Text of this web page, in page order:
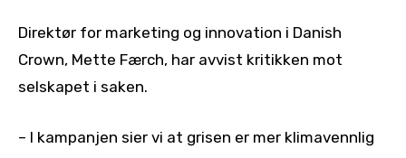
Direktør for marketing og innovation i Danish
Crown, Mette Færch, har avvist kritikken mot
selskapet i saken.
– I kampanjen sier vi at grisen er mer klimavennlig